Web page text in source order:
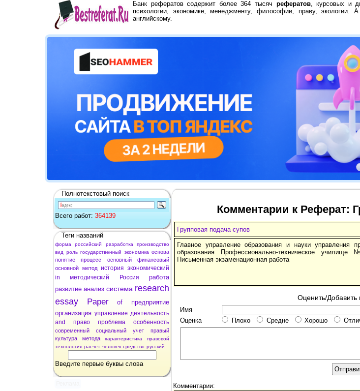
Банк рефератов содержит более 364 тысяч рефератов, курсовых и
психологии, экономике, менеджменту, философии, праву, экологии.
английскому.
Полнотекстовый поиск
Всего работ: 364139
Теги названий
форма российский разработка
производство
вид
роль государственный экономика основа
понятие
процесс основный
финансовый
основной метод история экономический
in
методический Россия
работа
развитие анализ система research
essay
Paper of
предприятие
организация управление деятельность
and
право проблема особенность
современный социальный учет
правый
культура
метода характеристика
правовой
технология расчет человек средство русский
Введите первые буквы слова
Комментарии к Реферат:
Групповая подача супов
Главное управление образования и науки управления
образования Профессионально-техническое
Письменная экзаменационная работа
Оценить/Добавить
Имя
Оценка
Плохо Средне Хорошо
Комментарии: